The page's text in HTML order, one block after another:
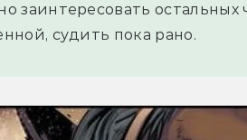
заинтересовать
судить пока рано.